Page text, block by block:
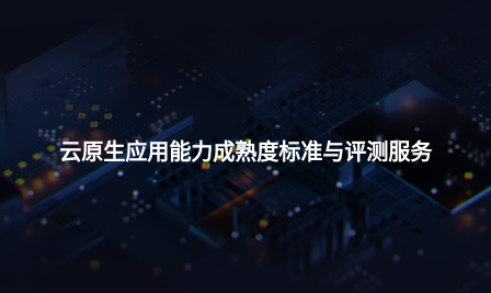
云原生应用能力成熟度标准与评测服务